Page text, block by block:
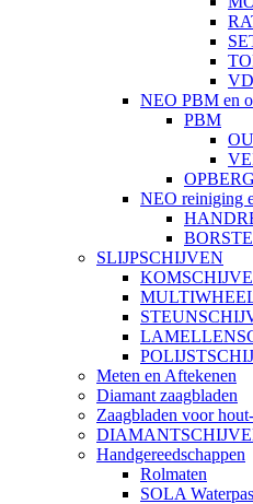
NEO PBM en
PBM
OPBERG
NEO reiniging
SLIJPSCHIJVEN
Meten en Aftekenen
Diamant zaagbladen
Zaagbladen voor
Handgereedschappen
Rolmaten
SOLA